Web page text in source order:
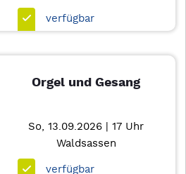
verfügbar
Orgel und Gesang
So, 13.09.2026 | 17 Uhr
Waldsassen
verfügbar